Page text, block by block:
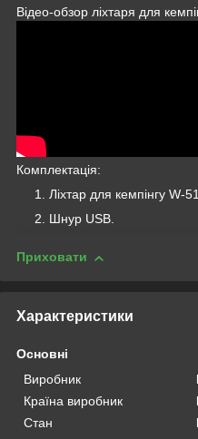
Відео-обзор ліхтаря для
Комплектація:
Ліхтар для кемпінгу W-
Шнур USB.
Приховати
Характеристики
Основні
Виробник
Країна виробник
Стан